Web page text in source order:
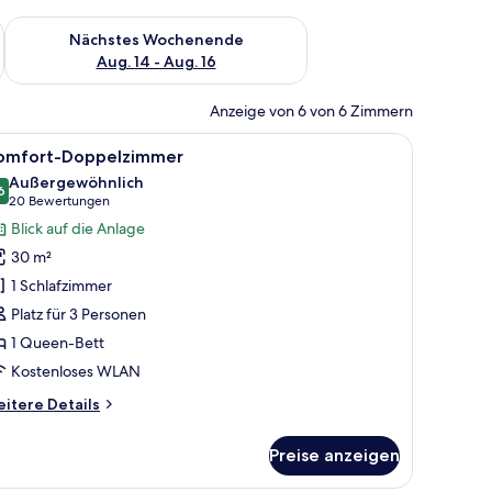
Aug. 7 - Aug. 9.
Nächstes Wochenende
Aug. 14 - Aug. 16
Überprüfe die Verfügbarkeit für nächstes Wochenende, Aug.
Anzeige von 6 von 6 Zimmern
Holzkopfende, einem Nachttisch mit einer Flasche und einem Fenster mit
Ein Hotelzimmer mit einem Bett, zwei
7 Doppelzimmer
von 10
Außergewöhnlich
20 Bewertungen
(20
Bewertungen)
Blick auf die Anlage
30 m²
1 Schlafzimmer
Platz für 3 Personen
1 Queen-Bett
Kostenloses WLAN
Details
Preise anzeigen